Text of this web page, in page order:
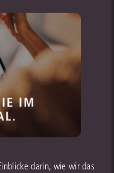
darin, wie wir das